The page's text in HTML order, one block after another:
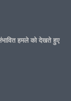
हमले को देखते हुए